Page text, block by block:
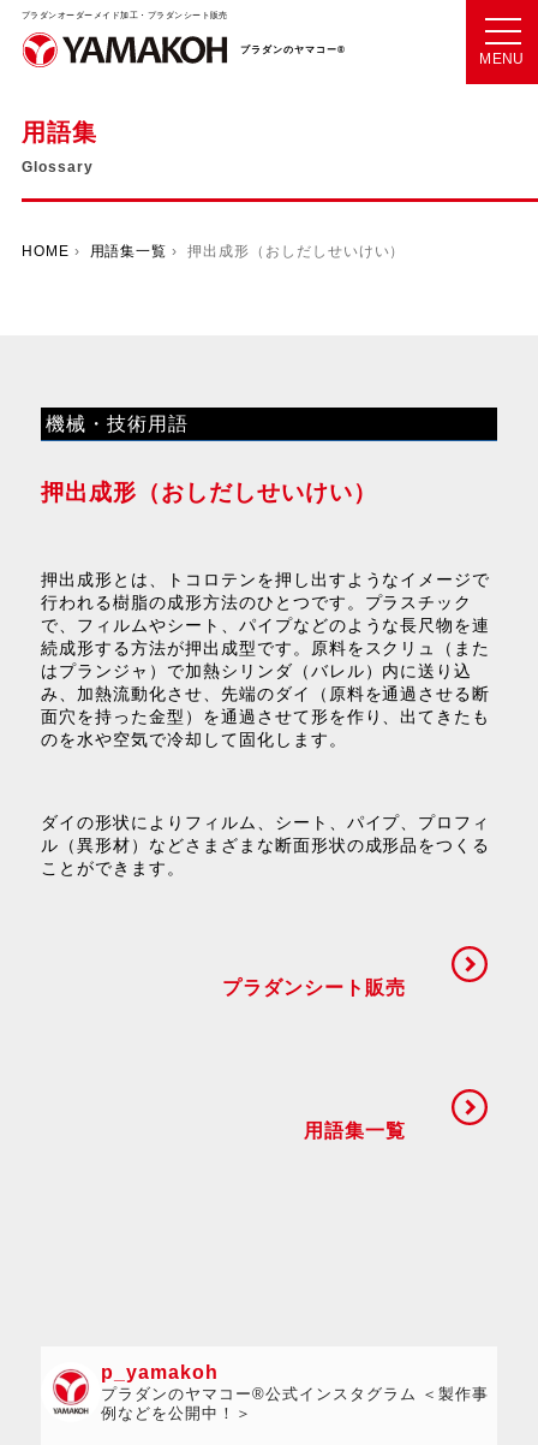
プラダンオーダーメイド加工・プラダンシート販売
プラダンのヤマコー®
MENU
用語集
Glossary
HOME › 用語集一覧 › 押出成形（おしだしせいけい）
機械・技術用語
押出成形（おしだしせいけい）
押出成形とは、トコロテンを押し出すようなイメージで
行われる樹脂の成形方法のひとつです。プラスチック
で、フィルムやシート、パイプなどのような長尺物を連
続成形する方法が押出成型です。原料をスクリュ（また
はプランジャ）で加熱シリンダ（バレル）内に送り込
み、加熱流動化させ、先端のダイ（原料を通過させる断
面穴を持った金型）を通過させて形を作り、出てきたも
のを水や空気で冷却して固化します。
ダイの形状によりフィルム、シート、パイプ、プロフィ
ル（異形材）などさまざまな断面形状の成形品をつくる
ことができます。
プラダンシート販売
用語集一覧
p_yamakoh
プラダンのヤマコー®公式インスタグラム ＜製作事
例などを公開中！＞